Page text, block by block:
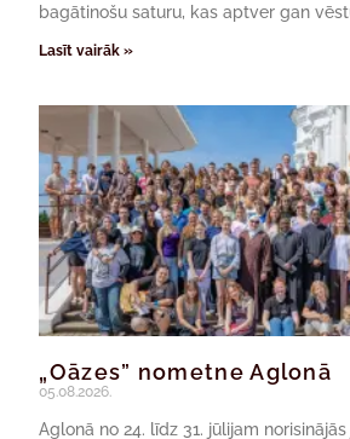
bagātinošu saturu, kas aptver gan
Lasīt vairāk »
„Oāzes” nometne Aglonā
05.08.2026.
Aglonā no 24. līdz 31. jūlijam